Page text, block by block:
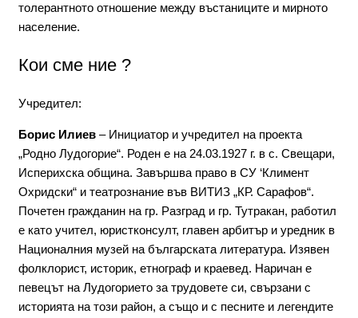
толерантното отношение между въстаниците и мирното
население.
Кои сме ние ?
Учредител:
Борис Илиев – Инициатор и учредител на проекта
„Родно Лудогорие“. Роден е на 24.03.1927 г. в с. Свещари,
Исперихска община. Завършва право в СУ ‘Климент
Охридски“ и театрознание във ВИТИЗ „КР. Сарафов“.
Почетен гражданин на гр. Разград и гр. Тутракан, работил
е като учител, юристконсулт, главен арбитър и уредник в
Националния музей на българската литература. Изявен
фолклорист, историк, етнограф и краевед. Наричан е
певецът на Лудогорието за трудовете си, свързани с
историята на този район, а също и с песните и легендите